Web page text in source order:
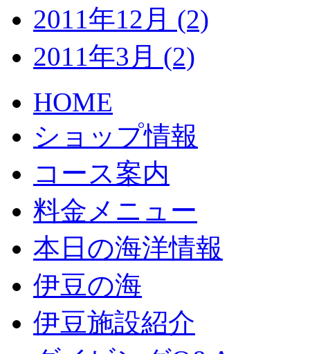
2011年12月 (2)
2011年3月 (2)
HOME
ショップ情報
コース案内
料金メニュー
本日の海洋情報
伊豆の海
伊豆施設紹介